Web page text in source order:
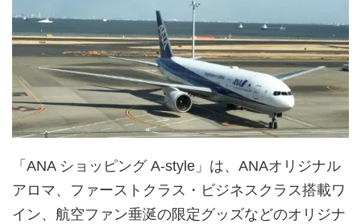
「ANA ショッピング A-style」は、ANAオリジナル
アロマ、ファーストクラス・ビジネスクラス搭載ワ
イン、航空ファン垂涎の限定グッズなどのオリジナ